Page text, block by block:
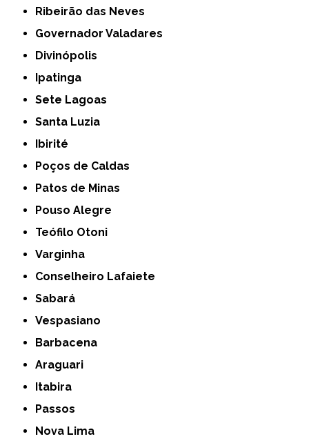
Ribeirão das Neves
Governador Valadares
Divinópolis
Ipatinga
Sete Lagoas
Santa Luzia
Ibirité
Poços de Caldas
Patos de Minas
Pouso Alegre
Teófilo Otoni
Varginha
Conselheiro Lafaiete
Sabará
Vespasiano
Barbacena
Araguari
Itabira
Passos
Nova Lima